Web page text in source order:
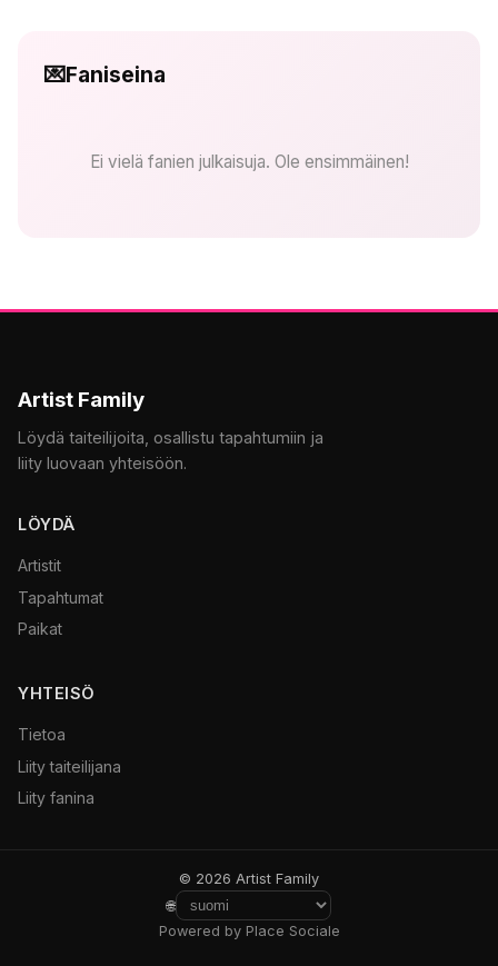
💌Faniseina
Ei vielä fanien julkaisuja. Ole ensimmäinen!
Artist Family
Löydä taiteilijoita, osallistu tapahtumiin ja
liity luovaan yhteisöön.
LÖYDÄ
Artistit
Tapahtumat
Paikat
YHTEISÖ
Tietoa
Liity taiteilijana
Liity fanina
© 2026 Artist Family
🌐
Powered by Place Sociale